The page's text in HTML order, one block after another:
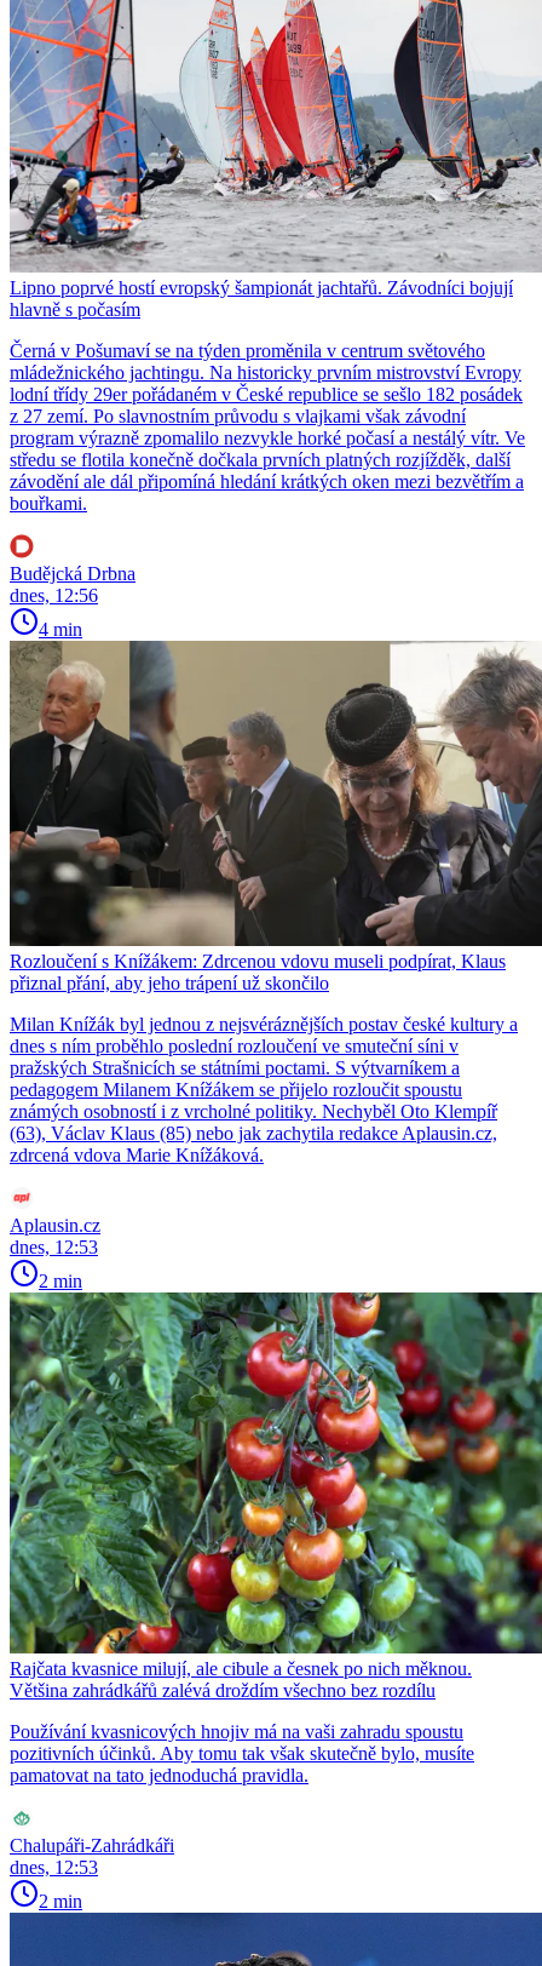
Lipno poprvé hostí evropský šampionát jachtařů. Závodníci bojují
hlavně s počasím
Černá v Pošumaví se na týden proměnila v centrum světového
mládežnického jachtingu. Na historicky prvním mistrovství Evropy
lodní třídy 29er pořádaném v České republice se sešlo 182 posádek
z 27 zemí. Po slavnostním průvodu s vlajkami však závodní
program výrazně zpomalilo nezvykle horké počasí a nestálý vítr. Ve
středu se flotila konečně dočkala prvních platných rozjížděk, další
závodění ale dál připomíná hledání krátkých oken mezi bezvětřím a
bouřkami.
Budějcká Drbna
dnes, 12:56
4 min
Rozloučení s Knížákem: Zdrcenou vdovu museli podpírat, Klaus
přiznal přání, aby jeho trápení už skončilo
Milan Knížák byl jednou z nejsvéráznějších postav české kultury a
dnes s ním proběhlo poslední rozloučení ve smuteční síni v
pražských Strašnicích se státními poctami. S výtvarníkem a
pedagogem Milanem Knížákem se přijelo rozloučit spoustu
známých osobností i z vrcholné politiky. Nechyběl Oto Klempíř
(63), Václav Klaus (85) nebo jak zachytila redakce Aplausin.cz,
zdrcená vdova Marie Knížáková.
Aplausin.cz
dnes, 12:53
2 min
Rajčata kvasnice milují, ale cibule a česnek po nich měknou.
Většina zahrádkářů zalévá droždím všechno bez rozdílu
Používání kvasnicových hnojiv má na vaši zahradu spoustu
pozitivních účinků. Aby tomu tak však skutečně bylo, musíte
pamatovat na tato jednoduchá pravidla.
Chalupáři-Zahrádkáři
dnes, 12:53
2 min